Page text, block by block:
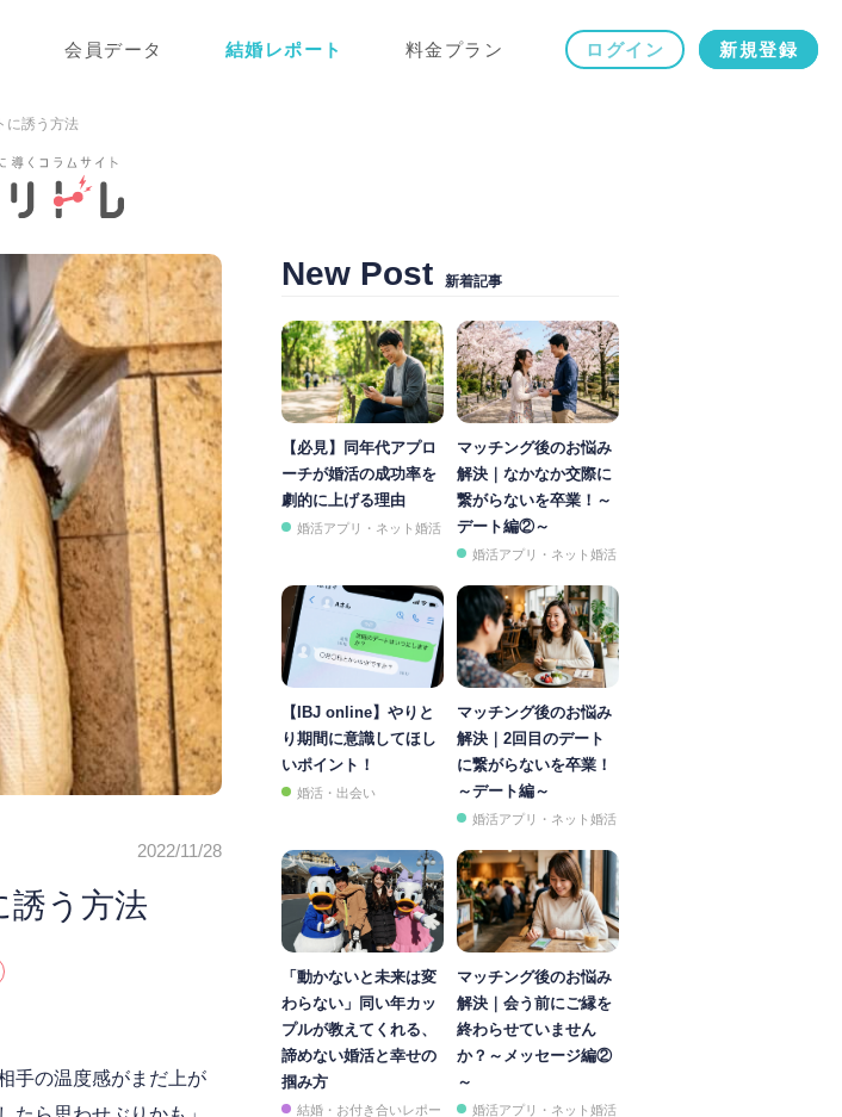
会員データ 結婚レポート 料金プラン ログイン 新規登録
に誘う方法
2022/11/28
誘う方法
手の温度感がまだ上が
New Post 新着記事
【必見】同年代アプロ
ーチが婚活の成功率を
劇的に上げる理由
婚活アプリ・ネット婚活
マッチング後のお悩み
解決｜なかなか交際に
繋がらないを卒業！～
デート編②～
婚活アプリ・ネット婚活
【IBJ online】やりと
り期間に意識してほし
いポイント！
婚活・出会い
マッチング後のお悩み
解決｜2回目のデート
に繋がらないを卒業！
～デート編～
婚活アプリ・ネット婚活
「動かないと未来は変
わらない」同い年カッ
プルが教えてくれる、
諦めない婚活と幸せの
掴み方
結婚・お付き合いレポー
マッチング後のお悩み
解決｜会う前にご縁を
終わらせていません
か？～メッセージ編②
～
婚活アプリ・ネット婚活